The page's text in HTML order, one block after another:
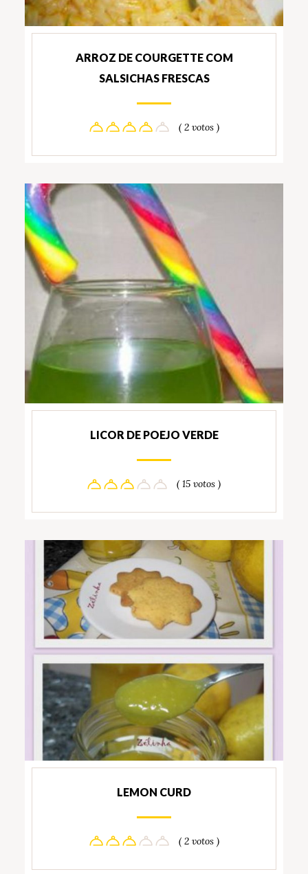
ARROZ DE COURGETTE COM
SALSICHAS FRESCAS
( 2 votos )
LICOR DE POEJO VERDE
( 15 votos )
LEMON CURD
( 2 votos )